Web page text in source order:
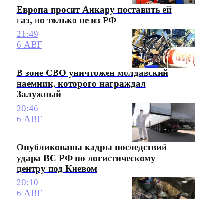
Европа просит Анкару поставить ей
газ, но только не из РФ
21:49
6 АВГ
В зоне СВО уничтожен молдавский
наемник, которого награждал
Залужный
20:46
6 АВГ
Опубликованы кадры последствий
удара ВС РФ по логистическому
центру под Киевом
20:10
6 АВГ